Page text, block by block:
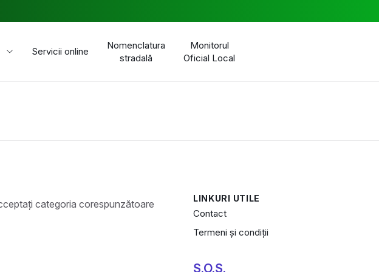
Servicii online
Nomenclatura
stradală
Monitorul
Oficial Local
LINKURI UTILE
Contact
Termeni și condiții
S.O.S.